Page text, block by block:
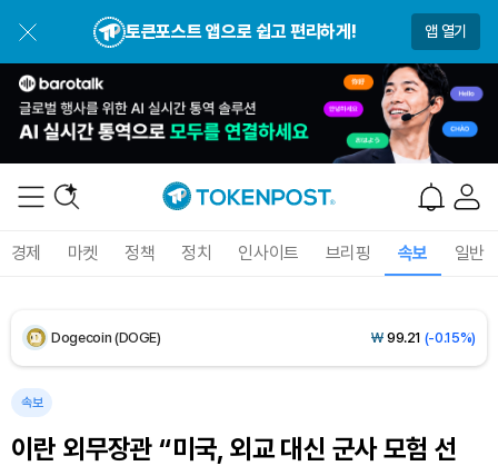
토큰포스트 앱으로 쉽고 편리하게! 앱 열기
경제 마켓 정책 정치 인사이트 브리핑 속보 일반
USDC (USDC) ₩1,422(+0.02%)
XRP (XRP) ₩1,488(-1.91%)
Dogecoin (DOGE) ₩ 99.21 (-0.15%)
속보
이란 외무장관 “미국, 외교 대신 군사 모험 선